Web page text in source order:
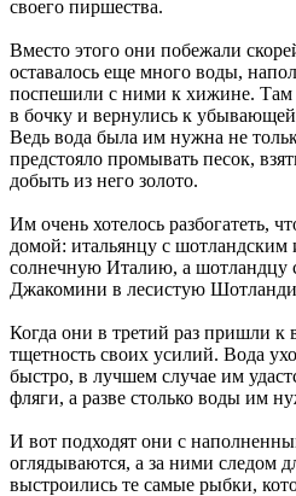
своего пиршества.
Вместо этого они побежали
оставалось еще много воды,
поспешили с ними к хижине. Там
в бочку и вернулись к
Ведь вода была им нужна не
предстояло промывать песок,
добыть из него золото.
Им очень хотелось разбогатеть,
домой: итальянцу с
солнечную Италию, а шотландцу
Джакомини в лесистую
Когда они в третий раз пришли к
тщетность своих усилий. Вода
быстро, в лучшем случае им
фляги, а разве столько воды им
И вот подходят они с
оглядываются, а за ними следом
выстроились те самые рыбки,